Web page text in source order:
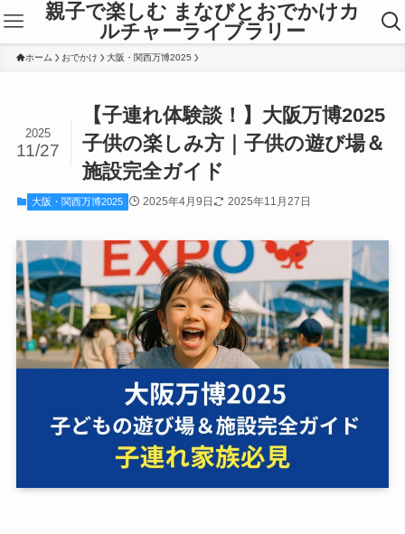
親子で楽しむ まなびとおでかけカ
ルチャーライブラリー
ホーム おでかけ 大阪・関西万博2025
【子連れ体験談！】大阪万博2025
子供の楽しみ方｜子供の遊び場＆
施設完全ガイド
2025
11/27
大阪・関西万博2025 2025年4月9日 2025年11月27日